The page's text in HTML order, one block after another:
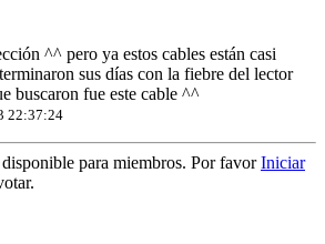
^^ pero ya estos cables están casi
sus días con la fiebre del lector
buscaron fue este cable ^^
22:37:24
para miembros. Por favorIniciar